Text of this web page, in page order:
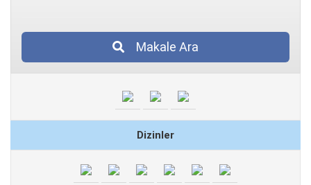
Makale Ara
Dizinler